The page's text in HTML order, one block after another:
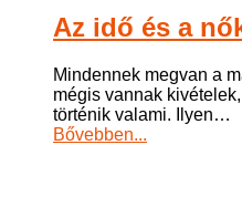
Az idő és a
Mindennek megvan a
mégis vannak
történik valami. Ilyen…
Bővebben...